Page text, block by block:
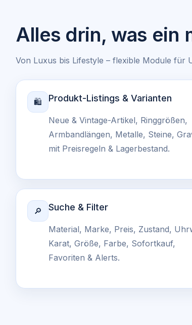
Alles drin, was ein
Von Luxus bis Lifestyle – flexible Module für
🛍️ Produkt-Listings & Varianten
Neue & Vintage-Artikel, Ringgrößen,
Armbandlängen, Metalle, Steine,
mit Preisregeln & Lagerbestand.
🔎 Suche & Filter
Material, Marke, Preis, Zustand,
Karat, Größe, Farbe, Sofortkauf,
Favoriten & Alerts.